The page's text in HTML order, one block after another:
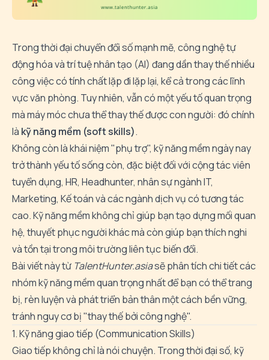
Trong thời đại chuyển đổi số mạnh mẽ, công nghệ tự
động hóa và trí tuệ nhân tạo (AI) đang dần thay thế nhiều
công việc có tính chất lặp đi lặp lại, kể cả trong các lĩnh
vực văn phòng. Tuy nhiên, vẫn có một yếu tố quan trọng
mà máy móc chưa thể thay thế được con người: đó chính
là kỹ năng mềm (soft skills).
Không còn là khái niệm "phụ trợ", kỹ năng mềm ngày nay
trở thành yếu tố sống còn, đặc biệt đối với cộng tác viên
tuyển dụng, HR, Headhunter, nhân sự ngành IT,
Marketing, Kế toán và các ngành dịch vụ có tương tác
cao. Kỹ năng mềm không chỉ giúp bạn tạo dựng mối quan
hệ, thuyết phục người khác mà còn giúp bạn thích nghi
và tồn tại trong môi trường liên tục biến đổi.
Bài viết này từ TalentHunter.asiasẽ phân tích chi tiết các
nhóm kỹ năng mềm quan trọng nhất để bạn có thể trang
bị, rèn luyện và phát triển bản thân một cách bền vững,
tránh nguy cơ bị "thay thế bởi công nghệ".
1. Kỹ năng giao tiếp (Communication Skills)
Giao tiếp không chỉ là nói chuyện. Trong thời đại số, kỹ